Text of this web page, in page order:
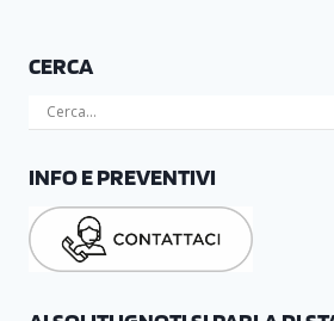
CERCA
INFO E PREVENTIVI